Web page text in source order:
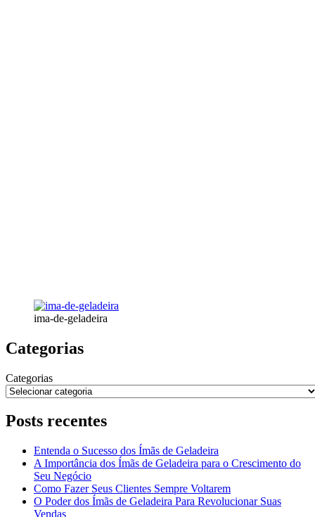
ima-de-geladeira
Categorias
Categorias
Posts recentes
Entenda o Sucesso dos Ímãs de Geladeira
A Importância dos Ímãs de Geladeira para o Crescimento do
Seu Negócio
Como Fazer Seus Clientes Sempre Voltarem
O Poder dos Ímãs de Geladeira Para Revolucionar Suas
Vendas